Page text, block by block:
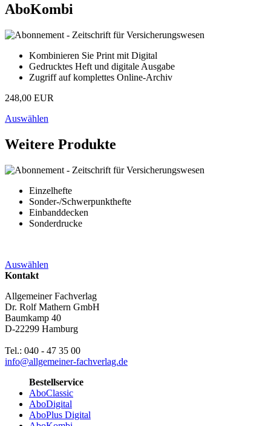
AboKombi
Kombinieren Sie Print mit Digital
Gedrucktes Heft und digitale Ausgabe
Zugriff auf komplettes Online-Archiv
248,00 EUR
Auswählen
Weitere Produkte
Einzelhefte
Sonder-/Schwerpunkthefte
Einbanddecken
Sonderdrucke
Auswählen
Kontakt
Allgemeiner Fachverlag
Dr. Rolf Mathern GmbH
Baumkamp 40
D-22299 Hamburg
Tel.: 040 - 47 35 00
info@allgemeiner-fachverlag.de
Bestellservice
AboClassic
AboDigital
AboPlus Digital